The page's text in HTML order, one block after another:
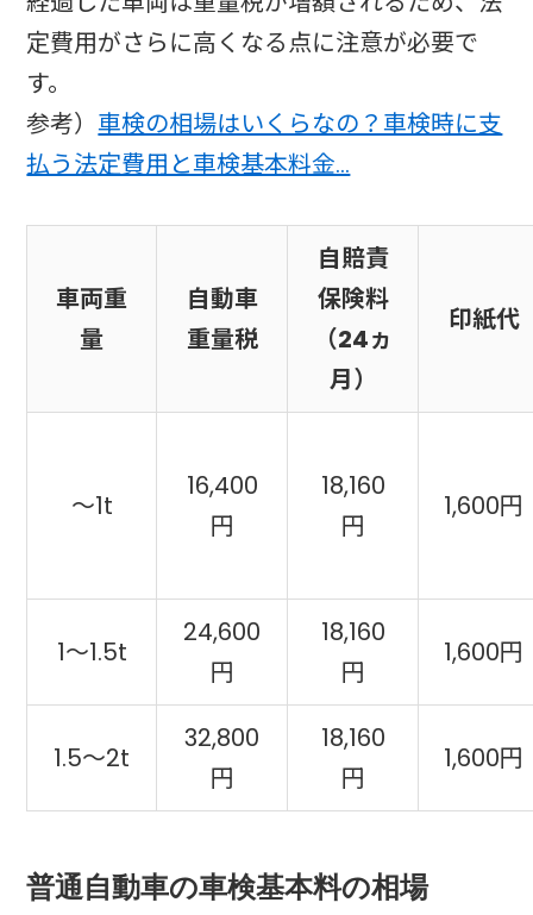
定費用がさらに高くなる点に注意が必要で
す。
参考）車検の相場はいくらなの？車検時に支
払う法定費用と車検基本料金…
車両重
量
自動車
重量税
自賠責
保険料
（24ヵ
月）
印紙代
～1t
16,400
円
18,160
円
1,600円
1～1.5t
24,600
円
18,160
円
1,600円
1.5～2t
32,800
円
18,160
円
1,600円
普通自動車の車検基本料の相場